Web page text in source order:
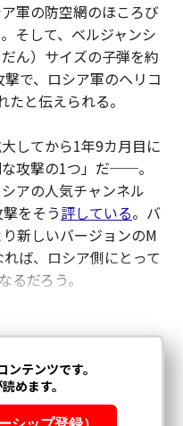
軍の防空網のほころび
そして、ベルジャンシ
ん）サイズの子弾を約
で、ロシア軍のヘリコ
と伝えられる。
してから1年9カ月目に
攻撃の1つ」だ──。
アの人気チャンネル
をそう評している。バ
新しいバージョンのM
ば、ロシア側にとって
るだろう。